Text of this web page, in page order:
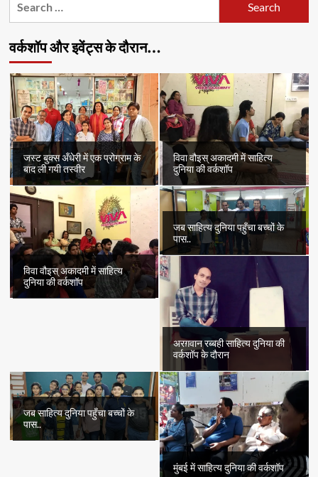
मुंशी
प्रेमचंद
की
‘ईदगाह’
का
पहला
भाग..
वर्कशॉप और इवेंट्स के दौरान…
जस्ट बुक्स अँधेरी में एक प्रोग्राम के
बाद ली गयी तस्वीर
विवा वौइस् अकादमी में साहित्य
दुनिया की वर्कशॉप
विवा वौइस् अकादमी में साहित्य
दुनिया की वर्कशॉप
जब साहित्य दुनिया पहुँचा बच्चों के
पास..
अरग़वान रब्बही साहित्य दुनिया की
वर्कशॉप के दौरान
जब साहित्य दुनिया पहुँचा बच्चों के
पास..
मुंबई में साहित्य दुनिया की वर्कशॉप